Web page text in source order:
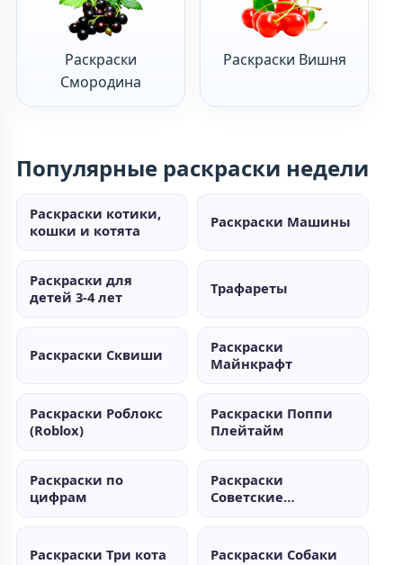
Раскраски
Смородина
Раскраски Вишня
Популярные раскраски недели
Раскраски котики,
кошки и котята
Раскраски Машины
Раскраски для
детей 3-4 лет
Трафареты
Раскраски Сквиши
Раскраски
Майнкрафт
Раскраски Роблокс
(Roblox)
Раскраски Поппи
Плейтайм
Раскраски по
цифрам
Раскраски
Советские
Раскраски Три кота Раскраски Собаки